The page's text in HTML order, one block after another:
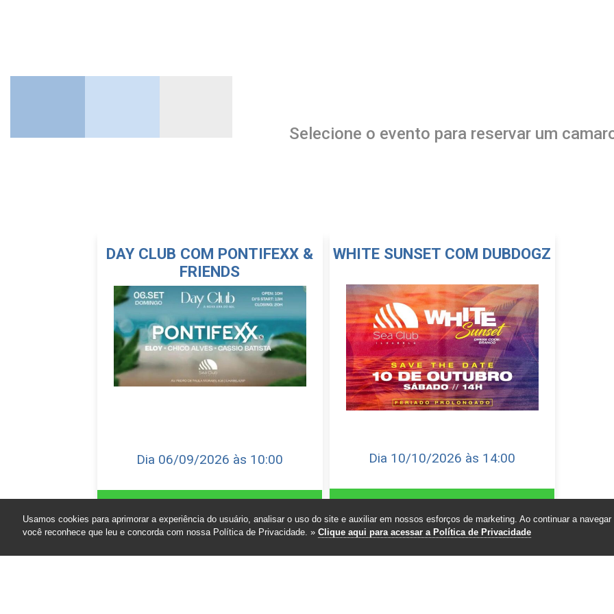
Selecione o evento para reservar um
DAY CLUB COM PONTIFEXX &
FRIENDS
Dia 06/09/2026 às 10:00
WHITE SUNSET COM DUBDOGZ
Dia 10/10/2026 às 14:00
Comprar ingresso
Usamos cookies para aprimorar a experiência do usuário, analisar o uso do site e auxiliar em nossos esforços de marketing. Ao continuar a
você reconhece que leu e concorda com nossa Política de Privacidade. »Clique aqui para acessar a Política de Privacidade